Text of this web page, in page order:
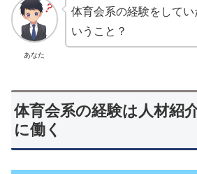
あなた
体育会系の経験をして
いうこと？
体育会系の経験は人材紹
に働く